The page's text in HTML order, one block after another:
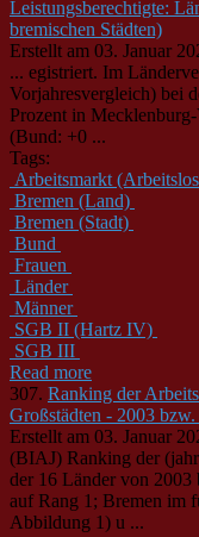
Leistungsberechtigte:
bremischen Städten)
Erstellt am 03. Januar
... egistriert. Im Länder
Vorjahresvergleich) bei
Prozent in
(Bund: +0 ...
Tags:
Arbeitsmarkt
Bremen (Land)
Bremen (Stadt)
Bund
Frauen
Länder
Männer
SGB II (Hartz IV)
SGB III
Read more
307. Ranking der
Großstädten - 2003
Erstellt am 03. Januar
(BIAJ) Ranking der
der 16 Länder von 2003
auf Rang 1; Bremen im
Abbildung 1) u ...